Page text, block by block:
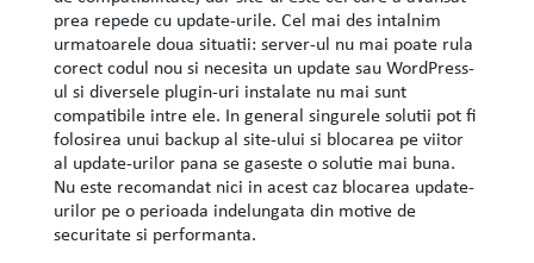
prea repede cu update-urile. Cel mai des intalnim
urmatoarele doua situatii: server-ul nu mai poate rula
corect codul nou si necesita un update sau WordPress-
ul si diversele plugin-uri instalate nu mai sunt
compatibile intre ele. In general singurele solutii pot fi
folosirea unui backup al site-ului si blocarea pe viitor
al update-urilor pana se gaseste o solutie mai buna.
Nu este recomandat nici in acest caz blocarea update-
urilor pe o perioada indelungata din motive de
securitate si performanta.